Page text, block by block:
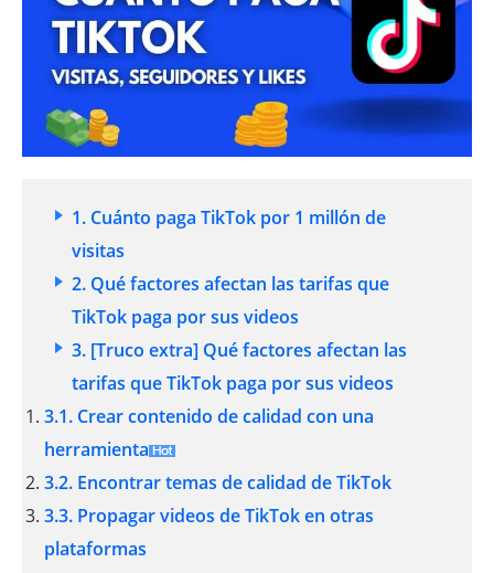
1. Cuánto paga TikTok por 1 millón de
visitas
2. Qué factores afectan las tarifas que
TikTok paga por sus videos
3. [Truco extra] Qué factores afectan las
tarifas que TikTok paga por sus videos
3.1. Crear contenido de calidad con una
herramienta
3.2. Encontrar temas de calidad de TikTok
3.3. Propagar videos de TikTok en otras
plataformas